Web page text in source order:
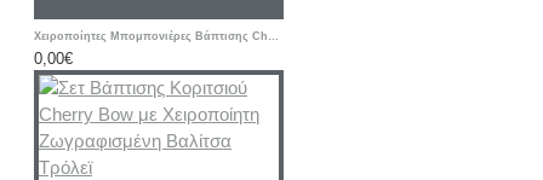
Χειροποίητες Μπομπονιέρες Βάπτισης Cherry – Υφασμάτινα Πορτοφολάκια με Αρχικό Ονόματος
0,00€